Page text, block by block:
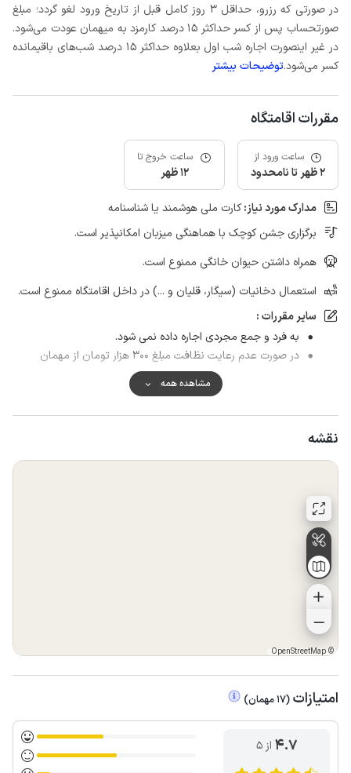
در صورتی که رزرو، حداقل 3 روز کامل قبل از تاریخ ورود لغو گردد؛ مبلغ
صورتحساب پس از کسر حداکثر 15 درصد کارمزد به میهمان عودت می‌شود.
در غیر اینصورت اجاره شب اول بعلاوه حداکثر 15 درصد شب‌های باقیمانده
کسر می‌شود.توضیحات بیشتر
مقررات اقامتگاه
ساعت ورود از
2 ظهر تا نامحدود
ساعت خروج تا
12 ظهر
مدارک مورد نیاز:کارت ملی هوشمند یا شناسنامه
برگزاری جشن کوچک با هماهنگی میزبان امکانپذیر است.
همراه داشتن حیوان خانگی ممنوع است.
استعمال دخانیات (سیگار، قلیان و ...) در داخل اقامتگاه ممنوع است.
سایر مقررات :
به فرد و جمع مجردی اجاره داده نمی شود.
در صورت عدم رعایت نظافت مبلغ ۳۰۰ هزار تومان از مهمان
تهیه ذغال و هیزم به عهد مهمان می باشد.
حمل زباله بعد از تخلیه اقامتگاه و خارج کردن آن از روستا به
مشاهده همه
نقشه
©
OpenStreetMap
امتیازات (
17 مهمان)
4.7 از ۵